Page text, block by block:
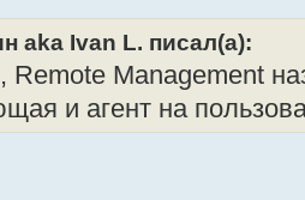
aka Ivan L. писал(а):
Remote Management
и агент на